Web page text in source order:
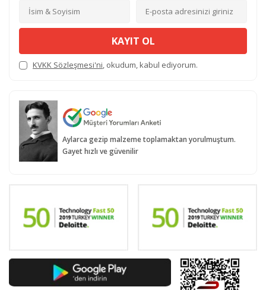
KAYIT OL
KVKK Sözleşmesi'ni, okudum, kabul ediyorum.
Aylarca gezip malzeme toplamaktan yorulmuştum.
Gayet hızlı ve güvenilir